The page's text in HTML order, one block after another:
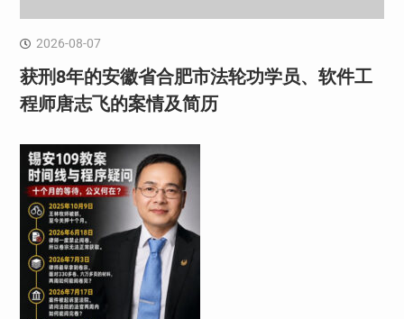
2026-08-07
获刑8年的安徽省合肥市法轮功学员、软件工
程师唐志飞的案情及简历